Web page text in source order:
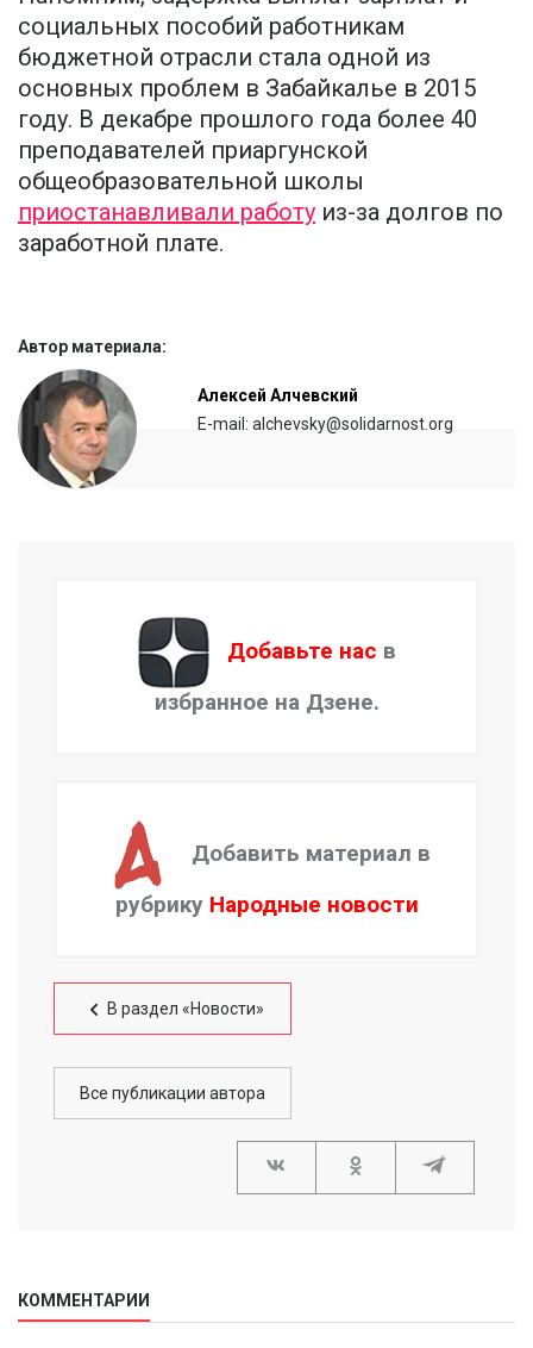
социальных пособий работникам
бюджетной отрасли стала одной из
основных проблем в Забайкалье в 2015
году. В декабре прошлого года более 40
преподавателей приаргунской
общеобразовательной школы
приостанавливали работу из-за долгов по
заработной плате.
Автор материала:
Алексей Алчевский
E-mail: alchevsky@solidarnost.org
Добавьте нас в
избранное на Дзене.
Добавить материал в
рубрику Народные новости
В раздел «Новости»
Все публикации автора
КОММЕНТАРИИ